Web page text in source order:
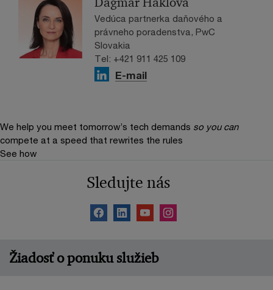
Vedúca partnerka daňového a
právneho poradenstva, PwC
Slovakia
Tel: +421 911 425 109
E-mail
We help you meet tomorrow’s tech demands so you can
compete at a speed that rewrites the rules
See how
Sledujte nás
Žiadosť o ponuku služieb